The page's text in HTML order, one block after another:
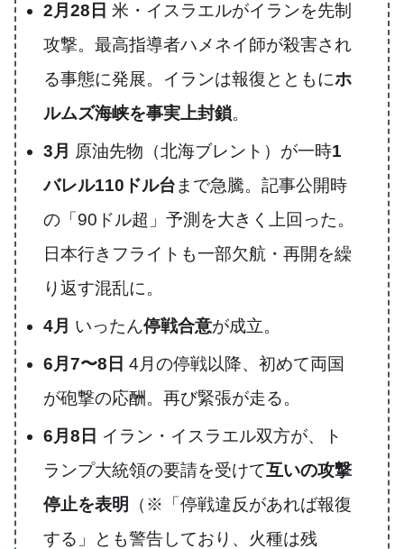
2月28日 米・イスラエルがイランを先制
攻撃。最高指導者ハメネイ師が殺害され
る事態に発展。イランは報復とともにホ
ルムズ海峡を事実上封鎖。
3月 原油先物（北海ブレント）が一時1
バレル110ドル台 まで急騰。記事公開時
の「90ドル超」予測を大きく上回った。
日本行きフライトも一部欠航・再開を繰
り返す混乱に。
4月 いったん停戦合意が成立。
6月7〜8日 4月の停戦以降、初めて両国
が砲撃の応酬。再び緊張が走る。
6月8日 イラン・イスラエル双方が、ト
ランプ大統領の要請を受けて互いの攻撃
停止を表明
（※「停戦違反があれば報復
する」とも警告しており、火種は残